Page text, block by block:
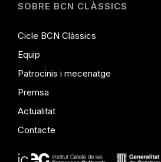
SOBRE BCN CLÀSSICS
Cicle BCN Clàssics
Equip
Patrocinis i mecenatge
Premsa
Actualitat
Contacte